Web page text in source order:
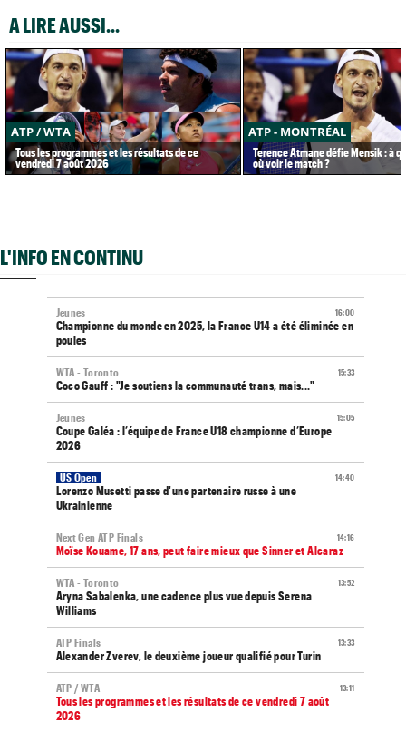
A LIRE AUSSI...
ATP / WTA
Tous les programmes et les résultats de ce
vendredi 7 août 2026
ATP - MONTRÉAL
Terence Atmane défie Mensik : à
où voir le match ?
L'INFO EN CONTINU
16:00
Jeunes
Championne du monde en 2025, la France U14 a été éliminée en
poules
15:33
WTA - Toronto
Coco Gauff : "Je soutiens la communauté trans, mais..."
15:05
Jeunes
Coupe Galéa : l’équipe de France U18 championne d’Europe
2026
14:40
US Open
Lorenzo Musetti passe d'une partenaire russe à une
Ukrainienne
14:16
Next Gen ATP Finals
Moïse Kouame, 17 ans, peut faire mieux que Sinner et Alcaraz
13:52
WTA - Toronto
Aryna Sabalenka, une cadence plus vue depuis Serena
Williams
13:33
ATP Finals
Alexander Zverev, le deuxième joueur qualifié pour Turin
13:11
ATP / WTA
Tous les programmes et les résultats de ce vendredi 7 août
2026